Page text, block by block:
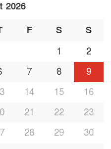
2026
F S S
1
2
7 8
9
14 15
16
21 22
23
28 29
30